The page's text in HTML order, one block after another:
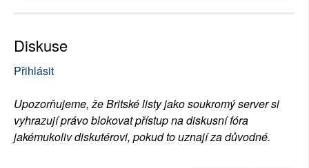
Diskuse
Přihlásit
Upozorňujeme, že Britské listy jako soukromý server si
vyhrazují právo blokovat přístup na diskusní fóra
jakémukoliv diskutérovi, pokud to uznají za důvodné.